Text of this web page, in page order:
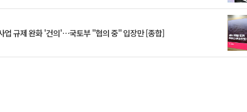
업 규제 완화 '건의'⋯국토부 "협의 중" 입장만 [종합]